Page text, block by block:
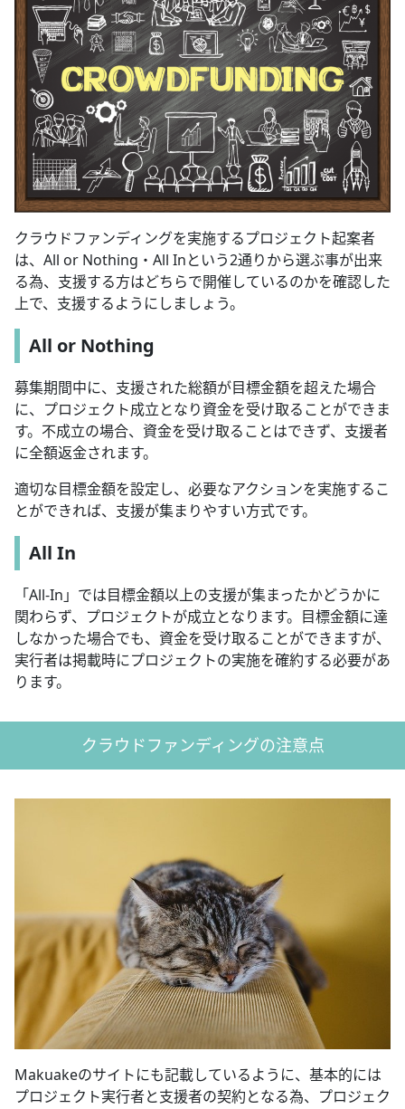
クラウドファンディングを実施するプロジェクト起案者
は、All or Nothing・All Inという2通りから選ぶ事が出来
る為、支援する方はどちらで開催しているのかを確認した
上で、支援するようにしましょう。
All or Nothing
募集期間中に、支援された総額が目標金額を超えた場合
に、プロジェクト成立となり資金を受け取ることができま
す。不成立の場合、資金を受け取ることはできず、支援者
に全額返金されます。
適切な目標金額を設定し、必要なアクションを実施するこ
とができれば、支援が集まりやすい方式です。
All In
「All-In」では目標金額以上の支援が集まったかどうかに
関わらず、プロジェクトが成立となります。目標金額に達
しなかった場合でも、資金を受け取ることができますが、
実行者は掲載時にプロジェクトの実施を確約する必要があ
ります。
クラウドファンディングの注意点
Makuakeのサイトにも記載しているように、基本的には
プロジェクト実行者と支援者の契約となる為、プロジェク